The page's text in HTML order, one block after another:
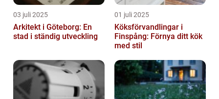
03 juli 2025
Arkitekt i Göteborg: En
stad i ständig utveckling
01 juli 2025
Köksförvandlingar i
Finspång: Förnya ditt kök
med stil